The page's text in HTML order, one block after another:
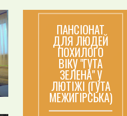
ПАНСІОНАТ
ДЛЯ ЛЮДЕЙ
ПОХИЛОГО
ВІКУ "ГУТА
ЗЕЛЕНА" У
ЛЮТІЖІ (ГУТА
МЕЖИГІРСЬКА)